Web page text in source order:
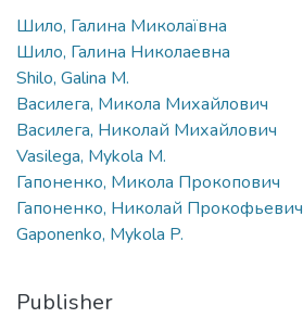
Шило, Галина Миколаївна
Шило, Галина Николаевна
Shilo, Galina M.
Василега, Микола Михайлович
Василега, Николай Михайлович
Vasilega, Mykola M.
Гапоненко, Микола Прокопович
Гапоненко, Николай Прокофьевич
Gaponenko, Mykola P.
Publisher